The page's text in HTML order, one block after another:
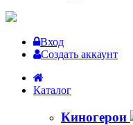
Вход
Создать аккаунт
Каталог
Киногерои